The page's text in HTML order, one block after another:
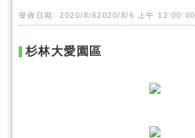
發佈日期: 2020/8/62020/8/6 上午 12:00:00
杉林大愛園區